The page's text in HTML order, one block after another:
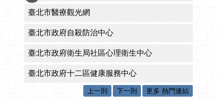
臺北市醫療觀光網
臺北市政府自殺防治中心
臺北市政府衛生局社區心理衛生中心
臺北市政府十二區健康服務中心
上一則 下一則 更多 熱門連結